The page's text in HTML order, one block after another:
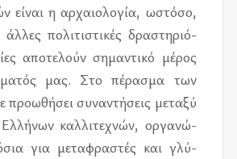
εί­ναι η αρ­χαιο­λο­γία, ωστό­σο,
πο­λι­τι­στι­κές δρα­στη­ριό­
απο­τε­λούν ση­μα­ντι­κό μέ­ρος
μας. Στο πέ­ρα­σμα των
προ­ω­θή­σει συ­να­ντή­σεις με­τα­ξύ
καλ­λι­τε­χνών, ορ­γα­νώ­
για με­τα­φρα­στές και γλύ­